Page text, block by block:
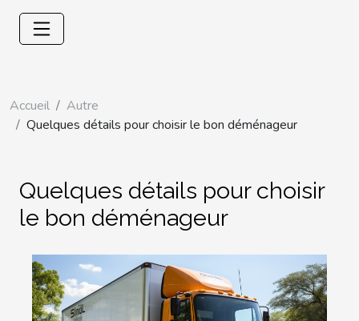
Accueil
Autre
Quelques détails pour choisir le bon déménageur
Quelques détails pour choisir
le bon déménageur